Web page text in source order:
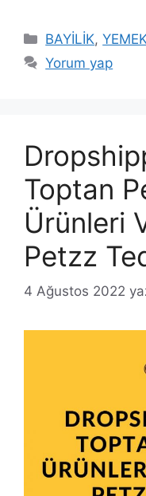
Kategoriler
BAYİLİK,
Yorum yap
Toptan
Ürünleri
Petzz
4 Ağustos 2022